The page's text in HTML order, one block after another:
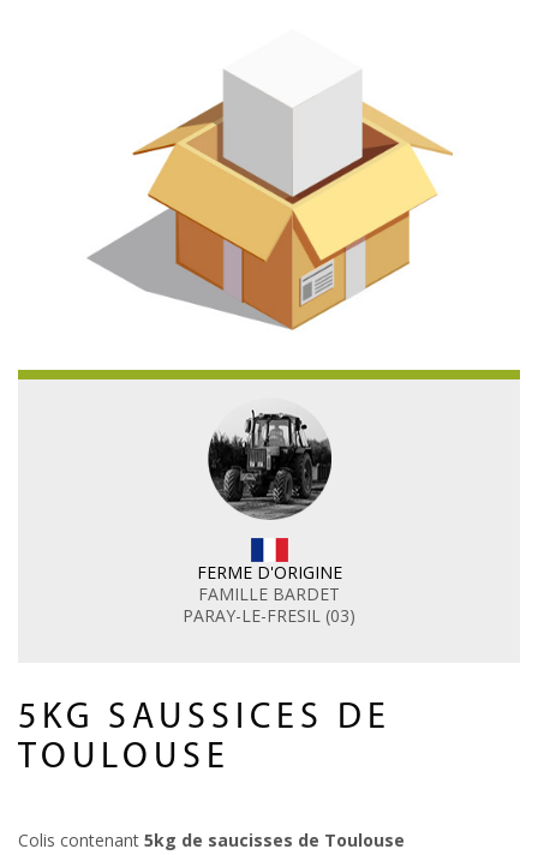
FERME D'ORIGINE
FAMILLE BARDET
PARAY-LE-FRESIL (03)
5KG SAUSSICES DE
TOULOUSE
Colis contenant 5kg de saucisses de Toulouse